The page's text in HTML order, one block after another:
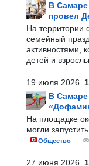
В
провел
На территории
семейный
активностями,
детей и
19 июля 2026
В
На площадке
могли
Общество
27 июня 2026